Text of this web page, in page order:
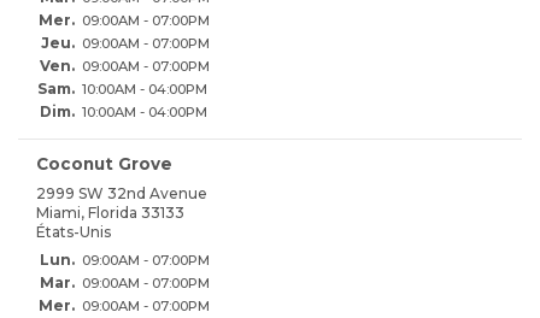
Mer. 09:00AM - 07:00PM
Jeu. 09:00AM - 07:00PM
Ven. 09:00AM - 07:00PM
Sam. 10:00AM - 04:00PM
Dim. 10:00AM - 04:00PM
Coconut Grove
2999 SW 32nd Avenue
Miami, Florida 33133
États-Unis
Lun. 09:00AM - 07:00PM
Mar. 09:00AM - 07:00PM
Mer. 09:00AM - 07:00PM